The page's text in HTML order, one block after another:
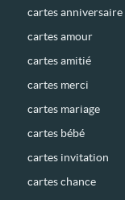
cartes anniversaire
cartes amour
cartes amitié
cartes merci
cartes mariage
cartes bébé
cartes invitation
cartes chance